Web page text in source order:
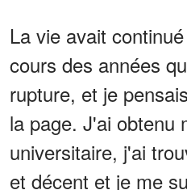
La vie avait
cours des années
rupture, et je
la page. J'ai obtenu
universitaire, j'ai
et décent et je me